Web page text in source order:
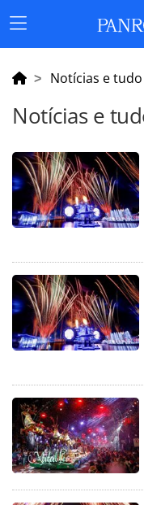
Menu
Principal
Notícias e
Notícias e